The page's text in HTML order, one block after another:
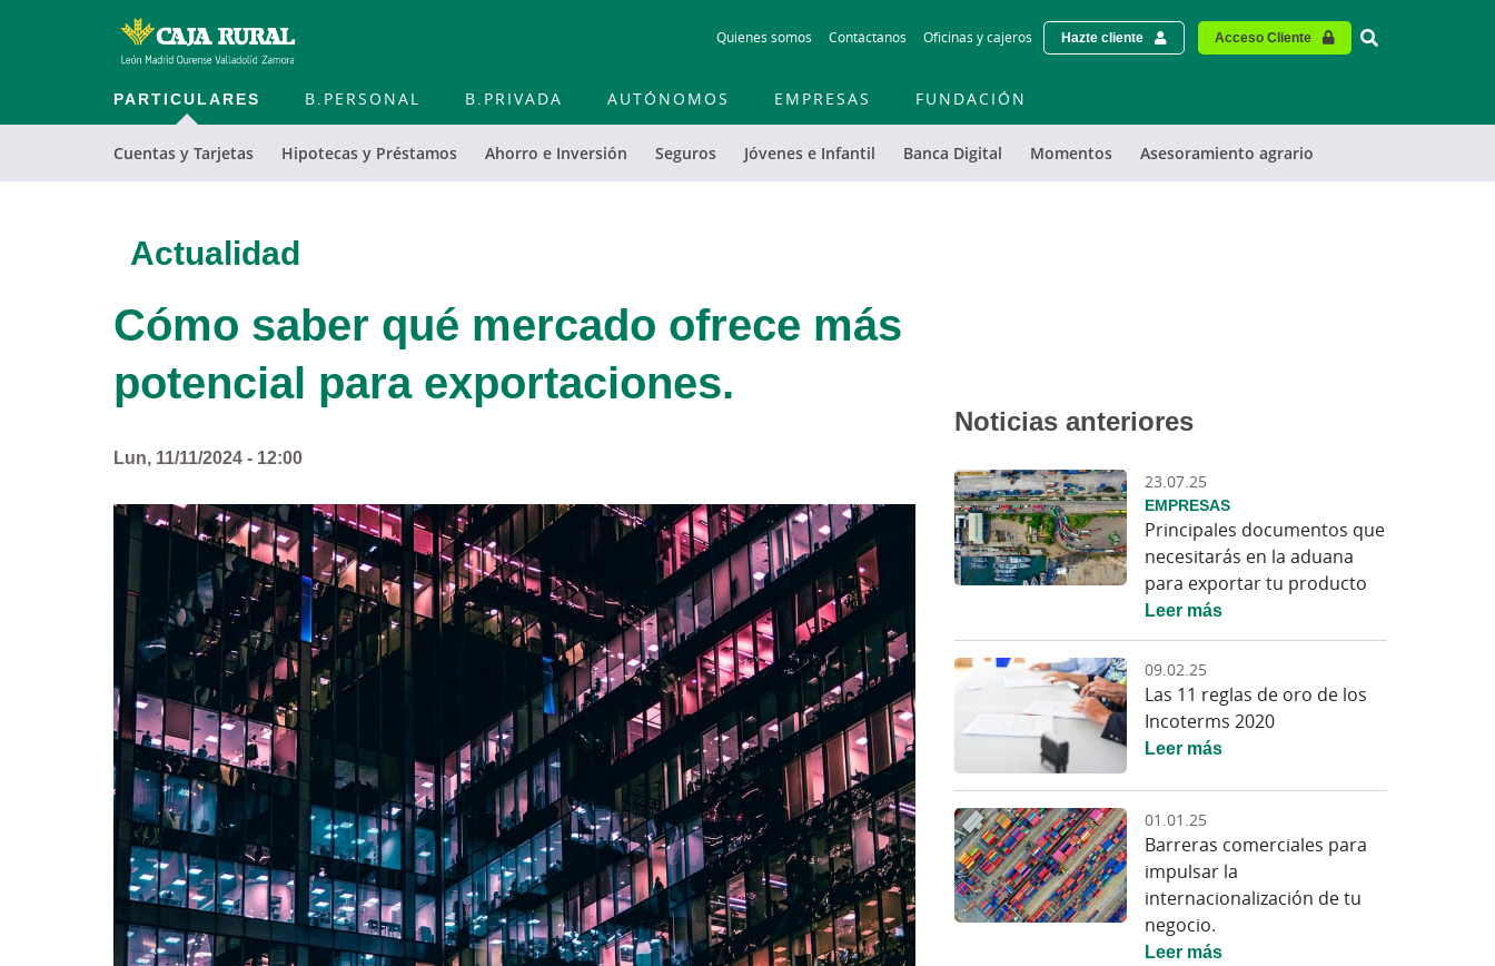
to
contentt
Quienes somos Contáctanos Oficinas y cajeros Hazte cliente Acceso Cliente Vinculo -
PARTICULARES
Cuentas y Tarjetas Hipotecas y Préstamos Ahorro e Inversión Seguros Jóvenes e Infantil Banca Digital Momentos Asesoramiento agrario
B.PERSONAL B.PRIVADA AUTÓNOMOS EMPRESAS FUNDACIÓN
Actualidad
Cómo saber qué mercado ofrece más
potencial para exportaciones.
Lun, 11/11/2024 - 12:00
Noticias anteriores
23.07.25
EMPRESAS
Principales documentos que
necesitarás en la aduana
para exportar tu producto
Leer más
09.02.25
Las 11 reglas de oro de los
Incoterms 2020
Leer más
01.01.25
Barreras comerciales para
impulsar la
internacionalización de tu
negocio.
Leer más